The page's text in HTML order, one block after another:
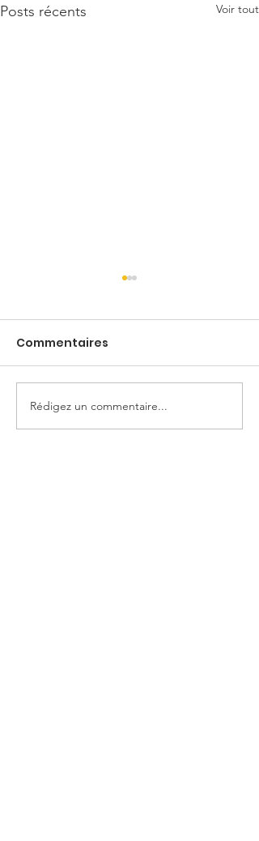
Posts récents Voir tout
Booba 🖤🕊️, Kaaris, Jul
🖤🕊️ et Orelsan
Commentaires
Rédigez un commentaire...